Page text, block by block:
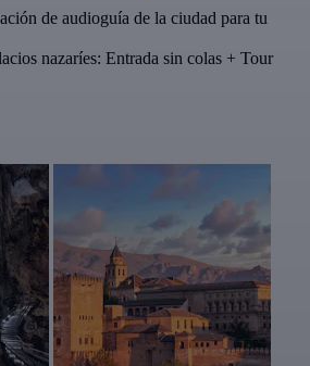
de audioguía de la ciudad para tu
nazaríes: Entrada sin colas + Tour